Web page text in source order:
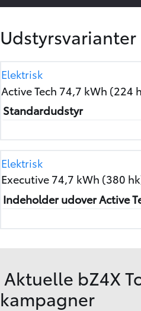
2/14
Udstyrsvarianter
Elektrisk
Active Tech 74,7 kWh (224
Standardudstyr
Elektrisk
Executive 74,7 kWh (380
Indeholder udover Active
Aktuelle bZ4X
kampagner